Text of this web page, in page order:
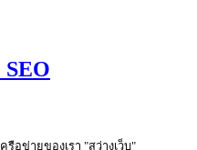
อข่ายของเรา "สว่างเว็บ"